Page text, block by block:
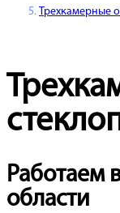
Трехкамерные
Работаем
области